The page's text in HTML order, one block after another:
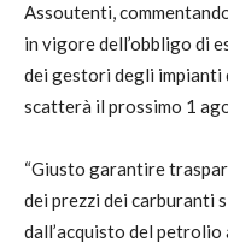
Assoutenti,
in vigore dell’obbligo di
dei gestori degli impianti
scatterà il prossimo 1
“Giusto garantire
dei prezzi dei carburanti
dall’acquisto del